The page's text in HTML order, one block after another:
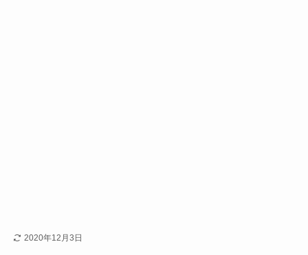
2020年12月3日